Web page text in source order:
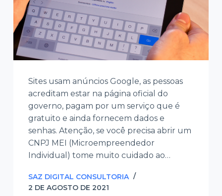
Sites usam anúncios Google, as pessoas
acreditam estar na página oficial do
governo, pagam por um serviço que é
gratuito e ainda fornecem dados e
senhas. Atenção, se você precisa abrir um
CNPJ MEI (Microempreendedor
Individual) tome muito cuidado ao…
SAZ DIGITAL CONSULTORIA
2 DE AGOSTO DE 2021